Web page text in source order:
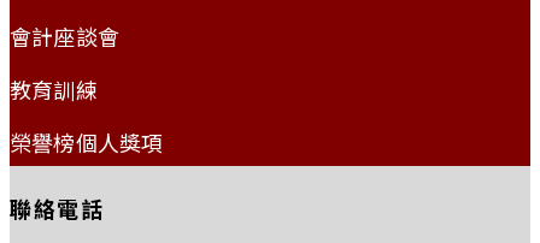
會計座談會
教育訓練
榮譽榜個人獎項
聯絡電話